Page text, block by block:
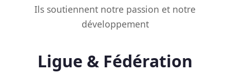
Ils soutiennent notre passion et notre
développement
Ligue & Fédération